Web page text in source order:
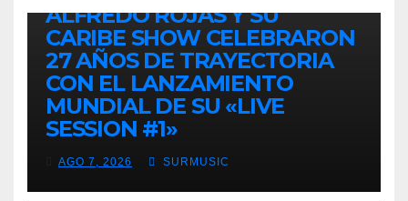
ALFREDO ROJAS Y SU
CARIBE SHOW CELEBRARON
27 AÑOS DE TRAYECTORIA
CON EL LANZAMIENTO
MUNDIAL DE SU «LIVE
SESSION #1»
AGO 7, 2026 SURMUSIC